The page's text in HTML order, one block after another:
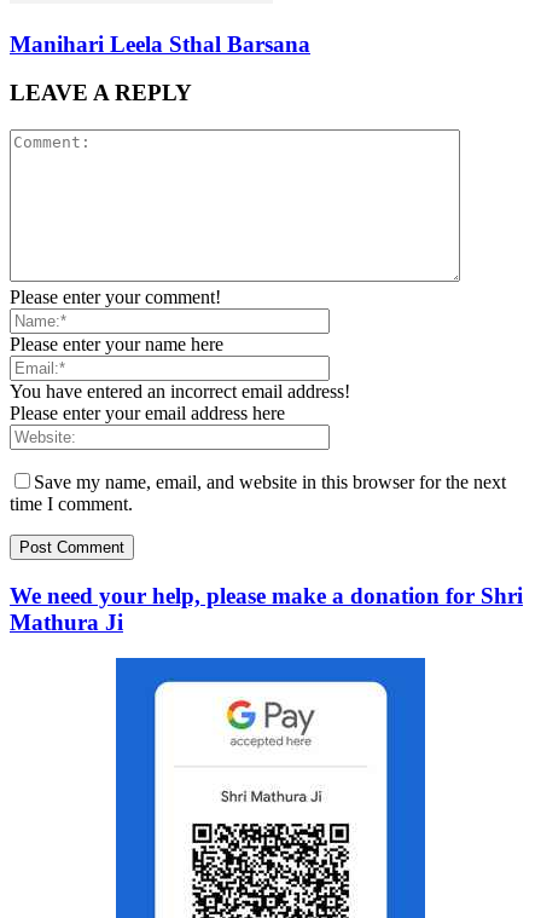
Manihari Leela Sthal Barsana
LEAVE A REPLY
Please enter your comment!
Please enter your name here
You have entered an incorrect email address!
Please enter your email address here
Save my name, email, and website in this browser for the next
time I comment.
We need your help, please make a donation for Shri
Mathura Ji